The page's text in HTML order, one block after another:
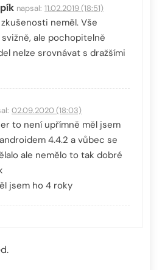
napsal: 11.02.2019 (18:51)
neměl. Vše
ale pochopitelně
nelze srovnávat s dražšími
02.09.2020 (18:03)
to není upřímně měl jsem
4.4.2 a vůbec se
ale nemělo to tak dobré
jsem ho 4 roky